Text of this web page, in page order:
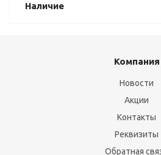
Наличие
Компания
Новости
Акции
Контакты
Реквизиты
Обратная